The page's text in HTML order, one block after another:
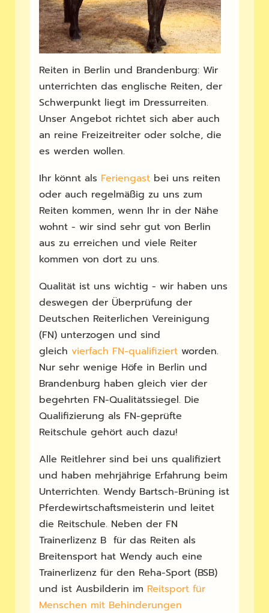
Reiten in Berlin und Brandenburg: Wir
unterrichten das englische Reiten, der
Schwerpunkt liegt im Dressurreiten.
Unser Angebot richtet sich aber auch
an reine Freizeitreiter oder solche, die
es werden wollen.
Ihr könnt als Feriengast bei uns reiten
oder auch regelmäßig zu uns zum
Reiten kommen, wenn Ihr in der Nähe
wohnt - wir sind sehr gut von Berlin
aus zu erreichen und viele Reiter
kommen von dort zu uns.
Qualität ist uns wichtig - wir haben uns
deswegen der Überprüfung der
Deutschen Reiterlichen Vereinigung
(FN) unterzogen und sind
gleich vierfach FN-qualifiziert worden.
Nur sehr wenige Höfe in Berlin und
Brandenburg haben gleich vier der
begehrten FN-Qualitätssiegel. Die
Qualifizierung als FN-geprüfte
Reitschule gehört auch dazu!
Alle Reitlehrer sind bei uns qualifiziert
und haben mehrjährige Erfahrung beim
Unterrichten. Wendy Bartsch-Brüning ist
Pferdewirtschaftsmeisterin und leitet
die Reitschule. Neben der FN
Trainerlizenz B für das Reiten als
Breitensport hat Wendy auch eine
Trainerlizenz für den Reha-Sport (BSB)
und ist Ausbilderin im Reitsport für
Menschen mit Behinderungen